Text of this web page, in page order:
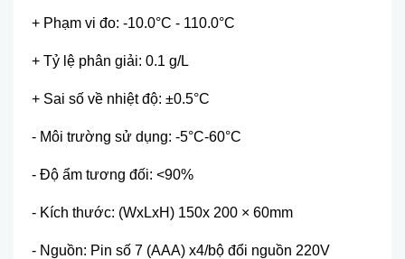
+ Phạm vi đo: -10.0°C - 110.0°C
+ Tỷ lệ phân giải: 0.1 g/L
+ Sai số về nhiệt độ: ±0.5°C
- Môi trường sử dụng: -5°C-60°C
- Độ ẩm tương đối: <90%
- Kích thước: (WxLxH) 150x 200 × 60mm
- Nguồn: Pin số 7 (AAA) x4/bộ đổi nguồn 220V